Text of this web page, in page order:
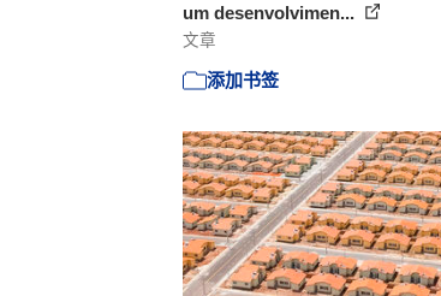
um desenvolvimen...
文章
添加书签